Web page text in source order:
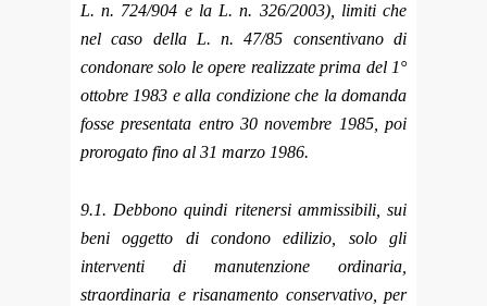
L. n. 724/904 e la L. n. 326/2003), limiti che
nel caso della L. n. 47/85 consentivano di
condonare solo le opere realizzate prima del 1°
ottobre 1983 e alla condizione che la domanda
fosse presentata entro 30 novembre 1985, poi
prorogato fino al 31 marzo 1986.
9.1. Debbono quindi ritenersi ammissibili, sui
beni oggetto di condono edilizio, solo gli
interventi di manutenzione ordinaria,
straordinaria e risanamento conservativo, per